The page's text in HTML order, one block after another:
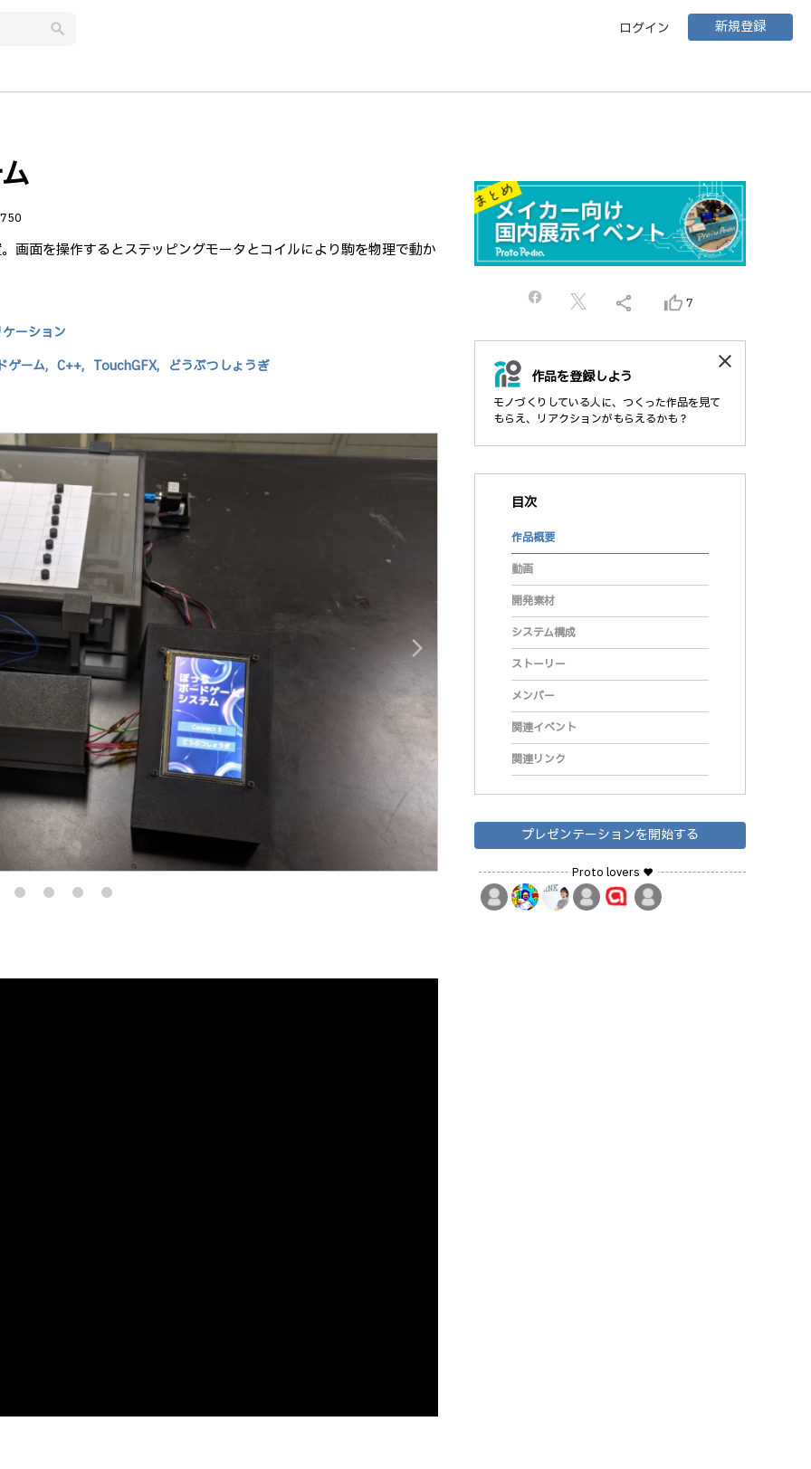
search ログイン 新規登録
750
画面を操作するとステッピングモータとコイルにより駒を物理で動か
ーション
ゲーム, C++, TouchGFX, どうぶつしょうぎ
arrow_forward_ios
share thumb_up_alt 7
作品を登録しよう
モノづくりしている人に、つくった作品を見て
もらえ、リアクションがもらえるかも？
close
目次
作品概要
動画
開発素材
システム構成
ストーリー
メンバー
関連イベント
関連リンク
プレゼンテーションを開始する
Proto lovers ♥